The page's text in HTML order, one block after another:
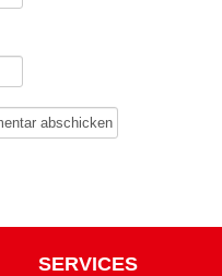
SERVICES